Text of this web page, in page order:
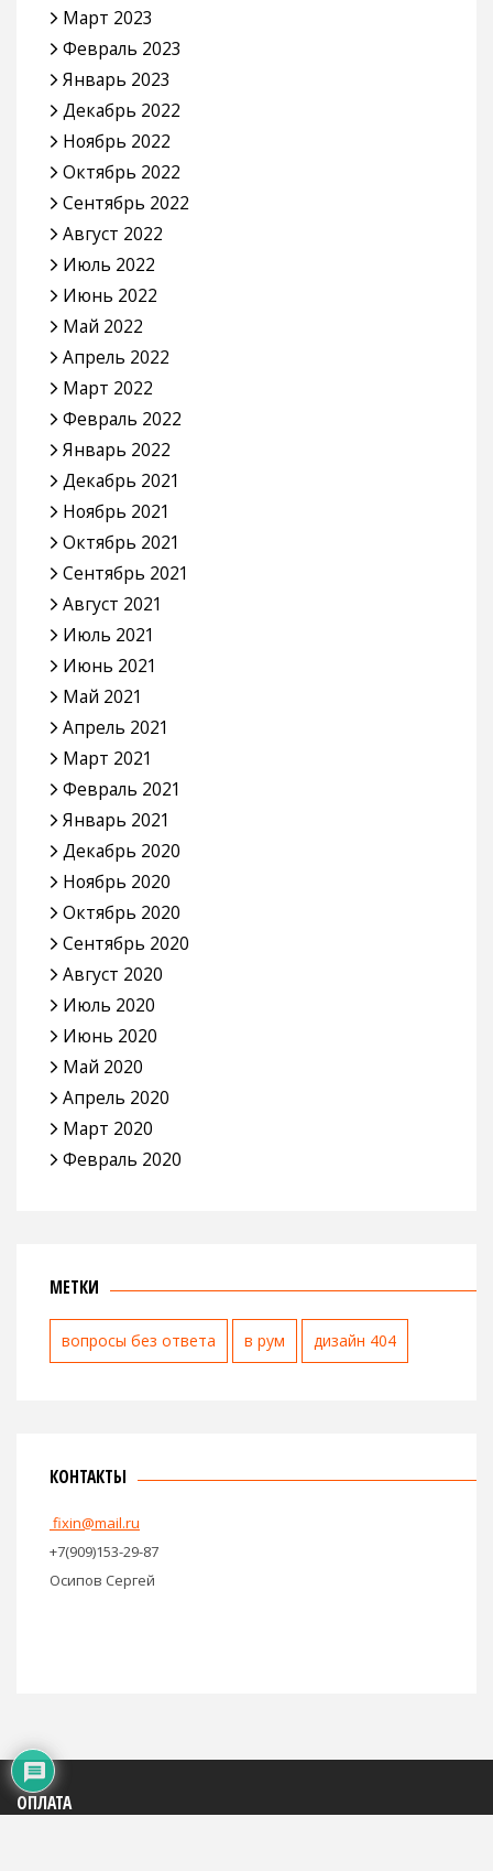
Март 2023
Февраль 2023
Январь 2023
Декабрь 2022
Ноябрь 2022
Октябрь 2022
Сентябрь 2022
Август 2022
Июль 2022
Июнь 2022
Май 2022
Апрель 2022
Март 2022
Февраль 2022
Январь 2022
Декабрь 2021
Ноябрь 2021
Октябрь 2021
Сентябрь 2021
Август 2021
Июль 2021
Июнь 2021
Май 2021
Апрель 2021
Март 2021
Февраль 2021
Январь 2021
Декабрь 2020
Ноябрь 2020
Октябрь 2020
Сентябрь 2020
Август 2020
Июль 2020
Июнь 2020
Май 2020
Апрель 2020
Март 2020
Февраль 2020
МЕТКИ
вопросы без ответа в рум дизайн 404
КОНТАКТЫ
fixin@mail.ru
+7(909)153-29-87
Осипов Сергей
ОПЛАТА